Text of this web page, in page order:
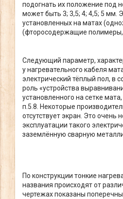
подогнать их положение под
может быть 3; 3,5; 4; 4,5; 5 мм.
установленных на матах
(фторосодержащие полимеры,
Следующий параметр,
у нагревательного кабеля
электрический тёплый пол, в
роль «устройства
установленного на сетке
п.5.8. Некоторые
отсутствует экран. Это очень
эксплуатации такого
заземлённую сварную
По конструкции тонкие
названия происходят от
чертежах показаны